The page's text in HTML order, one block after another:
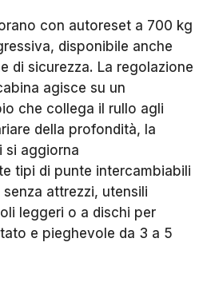
con autoreset a 700 kg
disponibile anche
di sicurezza. La regolazione
agisce su un
che collega il rullo agli
della profondità, la
si aggiorna
tipi di punte intercambiabili
attrezzi, utensili
leggeri o a dischi per
e pieghevole da 3 a 5